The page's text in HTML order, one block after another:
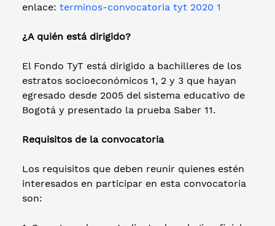
enlace: terminos-convocatoria tyt 2020 1
¿A quién está dirigido?
El Fondo TyT está dirigido a bachilleres de los
estratos socioeconómicos 1, 2 y 3 que hayan
egresado desde 2005 del sistema educativo de
Bogotá y presentado la prueba Saber 11.
Requisitos de la convocatoria
Los requisitos que deben reunir quienes estén
interesados en participar en esta convocatoria
son: